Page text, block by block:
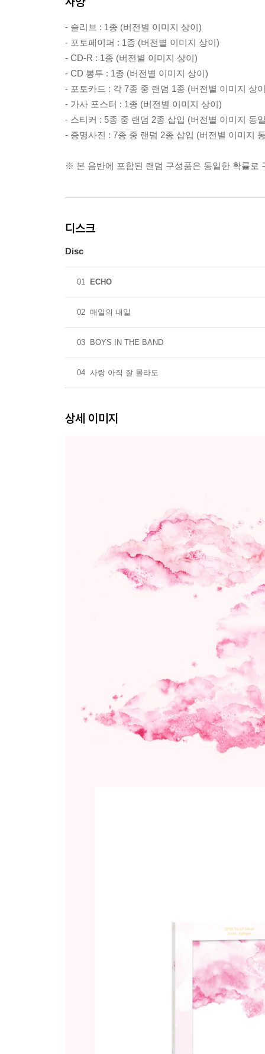
- 슬리브 : 1종 (버전별 이미지 상이)
- 포토페이퍼 : 1종 (버전별 이미지 상이)
- CD-R : 1종 (버전별 이미지 상이)
- CD 봉투 : 1종 (버전별 이미지 상이)
- 포토카드 : 각 7종 중 랜덤 1종 (버전별 이미지 상
- 가사 포스터 : 1종 (버전별 이미지 상이)
- 스티커 : 5종 중 랜덤 2종 삽입 (버전별 이미지 동
- 증명사진 : 7종 중 랜덤 2종 삽입 (버전별 이미지
※ 본 음반에 포함된 랜덤 구성품은 동일한 확률로
디스크
Disc
01 ECHO
02 매일의 내일
03 BOYS IN THE BAND
04 사랑 아직 잘 몰라도
상세 이미지